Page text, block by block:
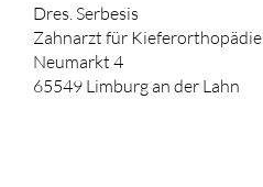
Dres. Serbesis
Zahnarzt für Kieferorthopädie
Neumarkt 4
65549 Limburg an der Lahn